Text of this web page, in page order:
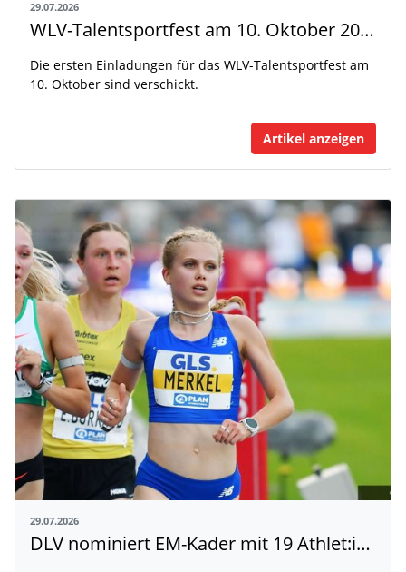
29.07.2026
WLV-Talentsportfest am 10. Oktober 2026
Die ersten Einladungen für das WLV-Talentsportfest am
10. Oktober sind verschickt.
Artikel anzeigen
29.07.2026
DLV nominiert EM-Kader mit 19 Athlet:innen aus Baden-Württemberg